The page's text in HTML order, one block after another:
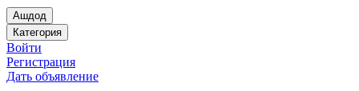
Ашдод
Категория
Войти
Регистрация
Дать объявление